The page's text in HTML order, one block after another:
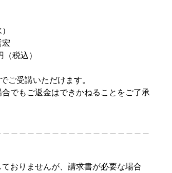
税込）
ご受講いただけます。
でもご返金はできかねることをご了承
おりませんが、請求書が必要な場合